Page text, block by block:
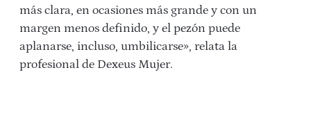
más clara, en ocasiones más grande y con un
margen menos definido, y el pezón puede
aplanarse, incluso, umbilicarse», relata la
profesional de Dexeus Mujer.